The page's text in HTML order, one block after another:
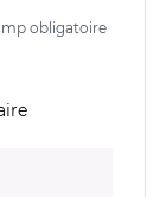
obligatoire